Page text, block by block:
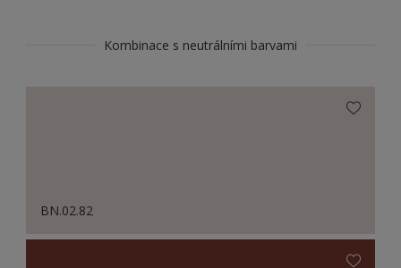
Kombinace s neutrálními barvami
BN.02.82